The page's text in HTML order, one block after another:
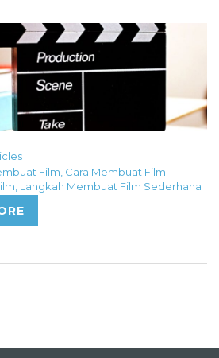
Film Cara Membuat Film
Langkah Membuat Film Sederhana